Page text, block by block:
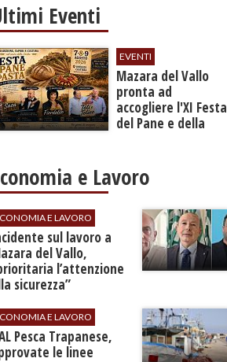
Eventi
EVENTI
Mazara del Vallo
pronta ad
accogliere l'XI Festa
del Pane e della
e Lavoro
E LAVORO
sul lavoro a
del Vallo,
l’attenzione
sicurezza”
E LAVORO
Pesca Trapanese,
le linee